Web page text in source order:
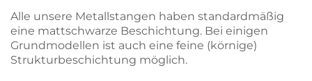
Alle unsere Metallstangen haben standardmäßig
eine mattschwarze Beschichtung. Bei einigen
Grundmodellen ist auch eine feine (körnige)
Strukturbeschichtung möglich.